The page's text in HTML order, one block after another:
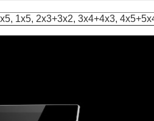
1x5, 2x3+3x2, 3x4+4x3,